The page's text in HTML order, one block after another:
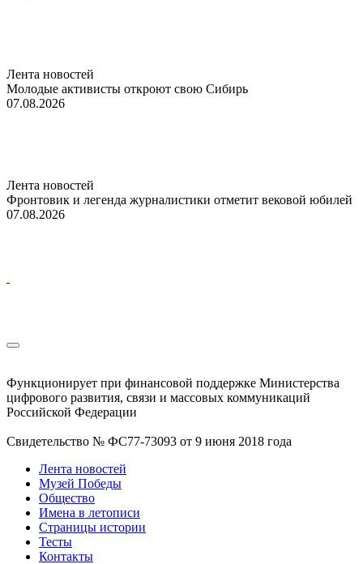
Лента новостей
Молодые активисты откроют свою Сибирь
07.08.2026
Лента новостей
Фронтовик и легенда журналистики отметит вековой юбилей
07.08.2026
Функционирует при финансовой поддержке Министерства
цифрового развития, связи и массовых коммуникаций
Российской Федерации
Свидетельство № ФС77-73093 от 9 июня 2018 года
Лента новостей
Музей Победы
Общество
Имена в летописи
Страницы истории
Тесты
Контакты